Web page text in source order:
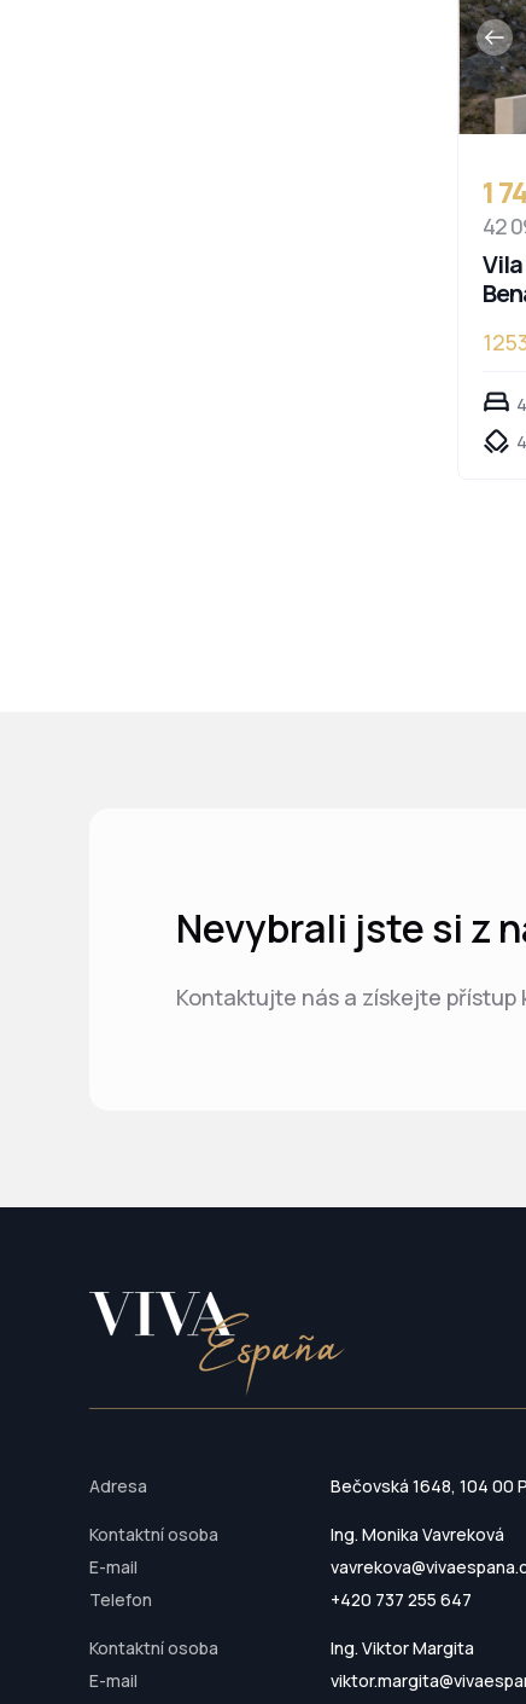
1
42
Nevybrali jste si z
Kontaktujte nás a získejte
Adresa Bečovská 1648, 104 00
Kontaktní osoba
Ing. Monika Vavreková
E-mail
Telefon
+420 737 255 647
Kontaktní osoba
Ing. Viktor Margita
E-mail